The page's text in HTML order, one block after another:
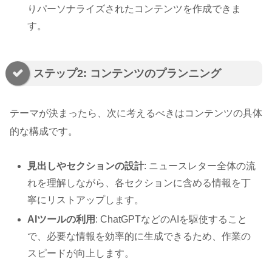
りパーソナライズされたコンテンツを作成できま
す。
ステップ2: コンテンツのプランニング
テーマが決まったら、次に考えるべきはコンテンツの具体
的な構成です。
見出しやセクションの設計: ニュースレター全体の流
れを理解しながら、各セクションに含める情報を丁
寧にリストアップします。
AIツールの利用 : ChatGPTなどのAIを駆使すること
で、必要な情報を効率的に生成できるため、作業の
スピードが向上します。